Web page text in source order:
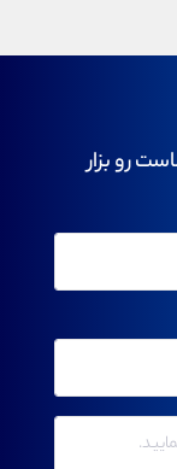
رو بزار